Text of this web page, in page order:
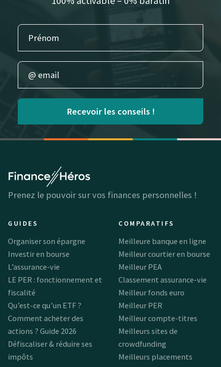
Recevoir les conseils !
Prenez le pouvoir sur vos finances personnelles !
GUIDES
Organiser son épargne
Investir en bourse
L’assurance-vie
LE PER : fonctionnement et
fiscalité
Qu’est-ce qu’un ETF ?
Comment acheter des
actions ? Guide 2026
Défiscaliser & réduire ses
impôts
COMPARATIFS
Meilleure banque en ligne
Meilleur courtier en bourse
Meilleur PEA
Classement assurance-vie
Meilleur fonds euro
Meilleur PER
Meilleur compte-titres
Meilleurs sites de
crowdfunding
Meilleurs placements